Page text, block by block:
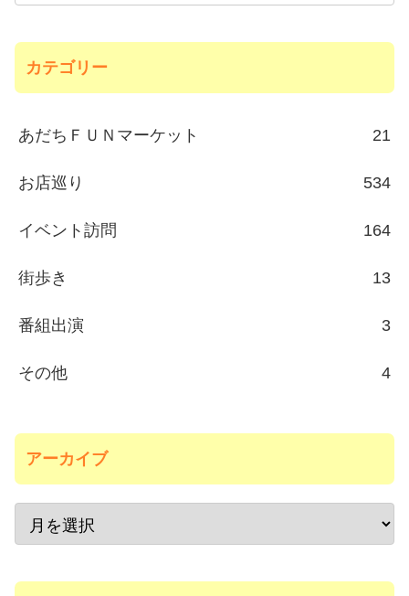
カテゴリー
あだちＦＵＮマーケット 21
お店巡り 534
イベント訪問 164
街歩き 13
番組出演 3
その他 4
アーカイブ